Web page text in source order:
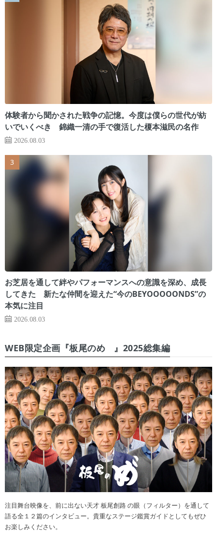
体験者から聞かされた戦争の記憶。今度は僕らの世代が紡
いでいくべき 錦織一清の手で復活した榎本滋民の名作
2026.08.03
お芝居を通して絆やパフォーマンスへの意識を深め、成長
してきた 新たな仲間を迎えた“今のBEYOOOOONDS”の
本気に注目
2026.08.03
WEB限定企画『板尾のめ゙』2025総集編
注目舞台映像を、前に出ない天才 板尾創路 の眼（フィルター）を通して
語る全１２篇のインタビュー。貴重なステージ鑑賞ガイドとしてもぜひ
お楽しみください。